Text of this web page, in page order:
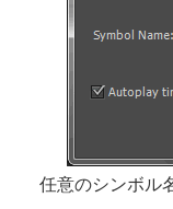
任意のシンボル